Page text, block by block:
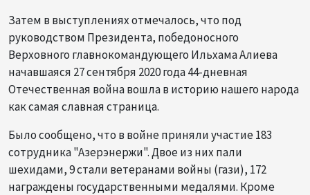
Затем в выступлениях отмечалось, что под
руководством Президента, победоносного
Верховного главнокомандующего Ильхама Алиева
начавшаяся 27 сентября 2020 года 44-дневная
Отечественная война вошла в историю нашего народа
как самая славная страница.
Было сообщено, что в войне приняли участие 183
сотрудника "Азерэнержи". Двое из них пали
шехидами, 9 стали ветеранами войны (гази), 172
награждены государственными медалями. Кроме